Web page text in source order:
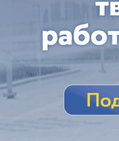
Краснодарцы
Сирены включили в